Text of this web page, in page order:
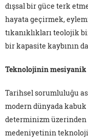
dışsal bir güce terk
hayata geçirmek,
tıkanıklıkları teolojik
bir kapasite kaybının
Teknolojinin mesiyanik
Tarihsel sorumluluğu
modern dünyada
determinizm üzerinden
medeniyetinin